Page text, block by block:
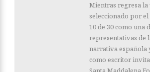
Mientras regresa la
seleccionado por
10 de 30 como una
representativas de
narrativa española
como escritor